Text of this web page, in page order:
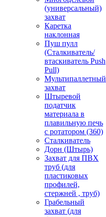
(универсальный)
захват
Каретка
наклонная
Пуш пулл
(Сталкиватель/
втаскиватель Push
Pull)
Мультипаллетный
захват
Штыревой
податчик
материала в
плавильную печь
с ротатором (360)
Сталкиватель
Дорн (Штырь)
Захват для ПВХ
труб (для
пластиковых
профилей,
стержней , труб)
Грабельный
захват (для